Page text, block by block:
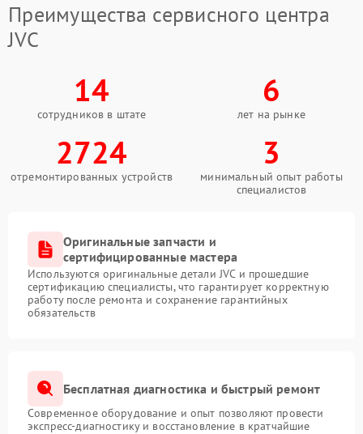
Преимущества сервисного центра
JVC
14
сотрудников в штате
6
лет на рынке
2724
отремонтированных устройств
3
минимальный опыт работы
специалистов
Оригинальные запчасти и
сертифицированные мастера
Используются оригинальные детали JVC и прошедшие
сертификацию специалисты, что гарантирует корректную
работу после ремонта и сохранение гарантийных
обязательств
Бесплатная диагностика и быстрый ремонт
Современное оборудование и опыт позволяют провести
экспресс-диагностику и восстановление в кратчайшие